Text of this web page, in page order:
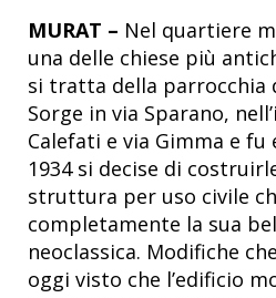
MURAT – Nel quartiere
una delle chiese più
si tratta della parrocchia
Sorge in via Sparano,
Calefati e via Gimma e fu
1934 si decise di
struttura per uso civile
completamente la sua
neoclassica. Modifiche
oggi visto che l’edificio